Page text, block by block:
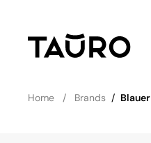
Home Brands / Blauer